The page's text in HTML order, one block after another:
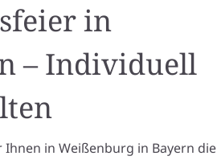
in
– Individuell
in Weißenburg in Bayern die